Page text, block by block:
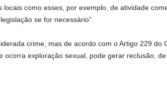
como esses, por exemplo, de atividade
se for necessário”.
crime, mas de acordo com o Artigo 229 do
ocorra exploração sexual, pode gerar reclusão,